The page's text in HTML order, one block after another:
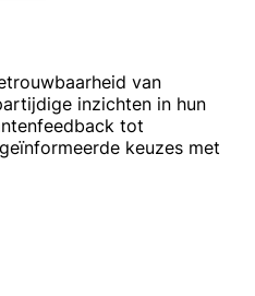
van
inzichten in hun
tot
keuzes met